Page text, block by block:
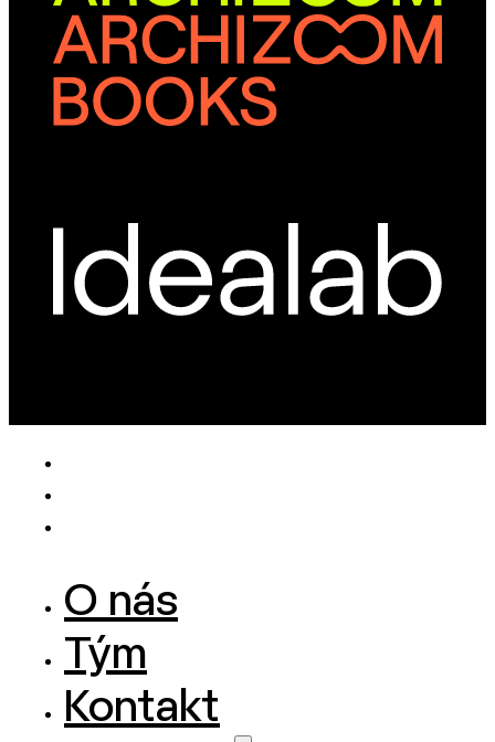
O nás
Tým
Kontakt